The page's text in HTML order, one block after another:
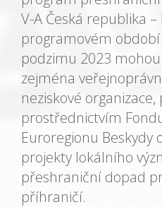
V-A Česká republika –
programovém období
podzimu 2023
zejména
neziskové
prostřednictvím
Euroregionu Beskydy
projekty lokálního
přeshraniční dopad
příhraničí.